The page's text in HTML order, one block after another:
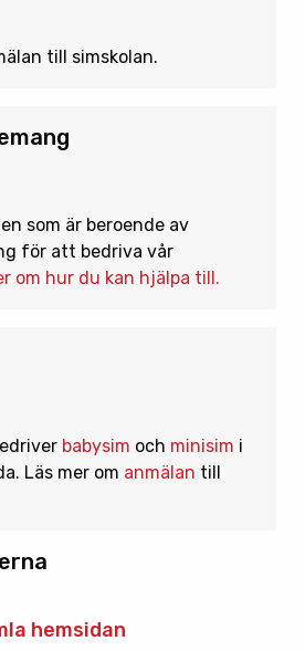
till simskolan.
som är beroende av
för att bedriva vår
om hur du kan hjälpa till.
babysim och minisim i
Läs mer om anmälan till
hemsidan